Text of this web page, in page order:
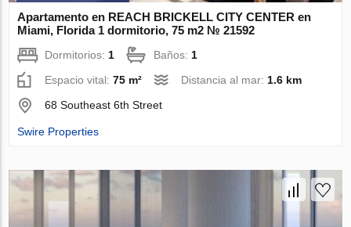
Apartamento en REACH BRICKELL CITY CENTER en
Miami, Florida 1 dormitorio, 75 m2 № 21592
Dormitorios: 1 Baños: 1
Espacio vital:75 m² Distancia al mar: 1.6 km
68 Southeast 6th Street
Swire Properties